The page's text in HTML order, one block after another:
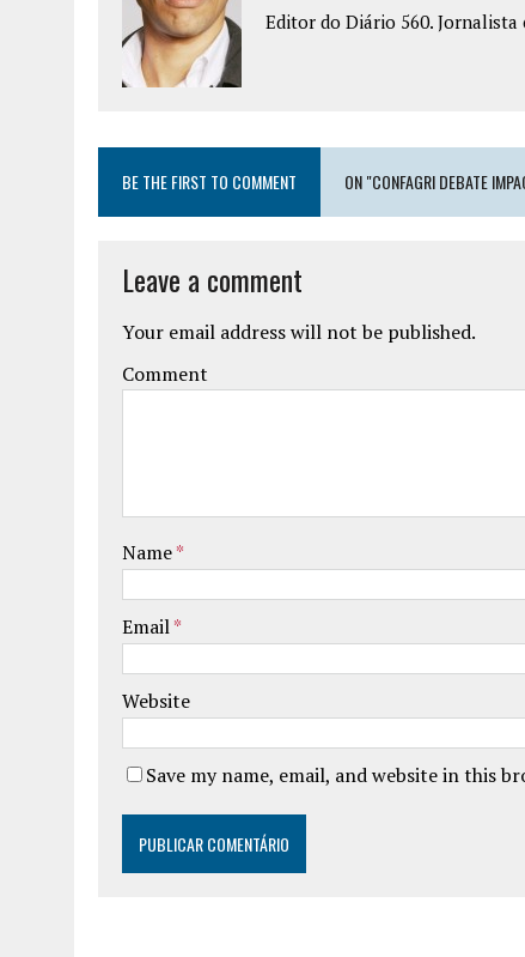
Editor do Diário 560.
BE THE FIRST TO COMMENT ON "CONFAGRI DEBATE
Leave a comment
Your email address will not be published.
Comment
Name*
Email*
Website
Save my name, email, and website in this